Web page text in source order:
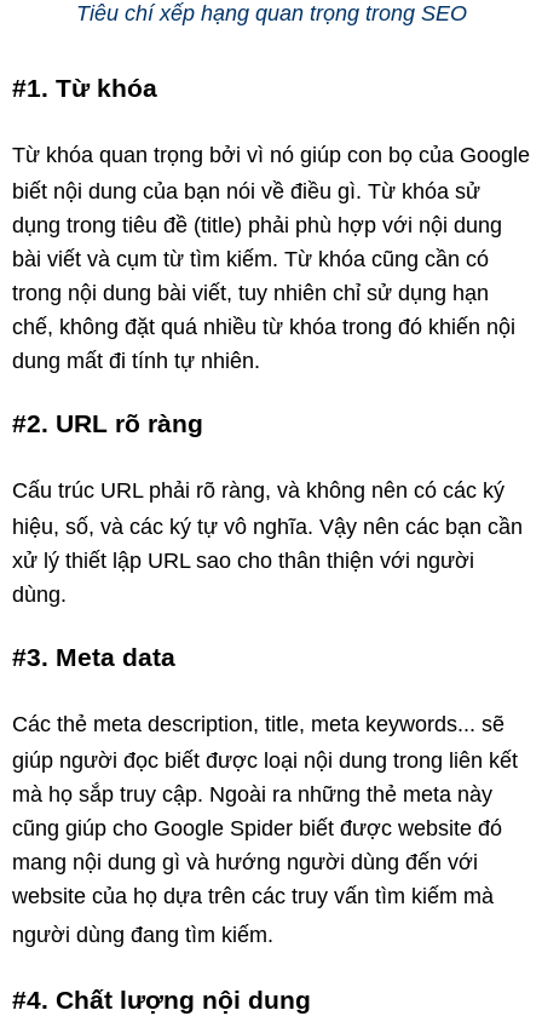
Tiêu chí xếp hạng quan trọng trong SEO
#1. Từ khóa
Từ khóa quan trọng bởi vì nó giúp con bọ của Google
biết nội dung của bạn nói về điều gì. Từ khóa sử
dụng trong tiêu đề (title) phải phù hợp với nội dung
bài viết và cụm từ tìm kiếm. Từ khóa cũng cần có
trong nội dung bài viết, tuy nhiên chỉ sử dụng hạn
chế, không đặt quá nhiều từ khóa trong đó khiến nội
dung mất đi tính tự nhiên.
#2. URL rõ ràng
Cấu trúc URL phải rõ ràng, và không nên có các ký
hiệu, số, và các ký tự vô nghĩa. Vậy nên các bạn cần
xử lý thiết lập URL sao cho thân thiện với người
dùng.
#3. Meta data
Các thẻ meta description, title, meta keywords... sẽ
giúp người đọc biết được loại nội dung trong liên kết
mà họ sắp truy cập. Ngoài ra những thẻ meta này
cũng giúp cho Google Spider biết được website đó
mang nội dung gì và hướng người dùng đến với
website của họ dựa trên các truy vấn tìm kiếm mà
người dùng đang tìm kiếm.
#4. Chất lượng nội dung